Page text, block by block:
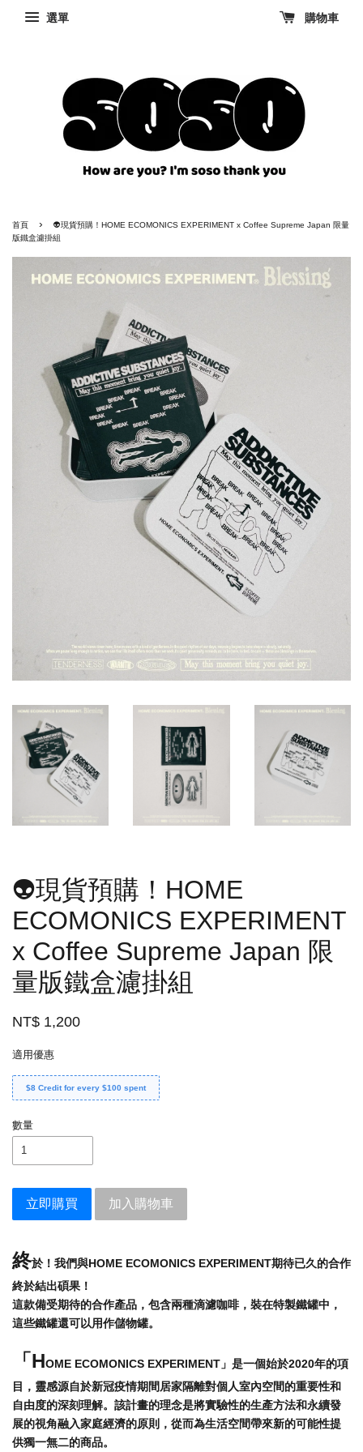
選單 購物車
首頁 ›
👽現貨預購！HOME ECOMONICS EXPERIMENT x Coffee Supreme Japan 限量
版鐵盒濾掛組
👽現貨預購！HOME
ECOMONICS EXPERIMENT
x Coffee Supreme Japan 限
量版鐵盒濾掛組
NT$ 1,200
適用優惠
$8 Credit for every $100 spent
數量
立即購買 加入購物車
終於！我們與HOME ECOMONICS EXPERIMENT期待已久的合作
終於結出碩果！
這款備受期待的合作產品，包含兩種滴濾咖啡，裝在特製鐵罐中，
這些鐵罐還可以用作儲物罐。
「HOME ECOMONICS EXPERIMENT」是一個始於2020年的項
目，靈感源自於新冠疫情期間居家隔離對個人室內空間的重要性和
自由度的深刻理解。該計畫的理念是將實驗性的生產方法和永續發
展的視角融入家庭經濟的原則，從而為生活空間帶來新的可能性提
供獨一無二的商品 。